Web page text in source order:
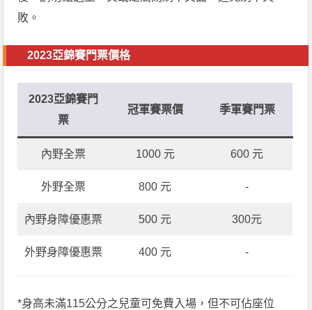
敗。
2023亞錦賽門票價格
2023亞錦賽門
票
冠軍賽票價 季軍賽門票
內野全票 1000 元 600 元
外野全票 800 元 -
內野身障優惠票 500 元 300元
外野身障優惠票 400 元 -
*身高未滿115公分之兒童可免費入場，但不可佔座位